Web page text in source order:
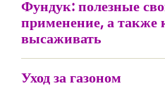
Фундук: полезные
применение, а также
высаживать
Уход за газоном